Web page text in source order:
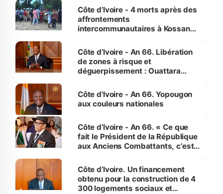
générations futures »
Côte d’Ivoire - 4 morts après des
affrontements
intercommunautaires à Kossandji
milieu des sinistrés
Côte d’Ivoire - An 66. Libération
de zones à risque et
déguerpissement : Ouattara
l'Etat de droit pour préserver les
vies humaines »
Côte d'Ivoire - An 66. Yopougon
aux couleurs nationales
Côte d’Ivoire - An 66. « Ce que
fait le Président de la République
aux Anciens Combattants, c'est
Côte d’Ivoire. Un financement
obtenu pour la construction de 4
300 logements sociaux et